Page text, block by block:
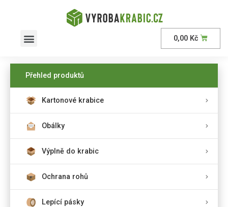
0,00 Kč
Přehled produktů
Kartonové krabice
Obálky
Výplně do krabic
Ochrana rohů
Lepící pásky